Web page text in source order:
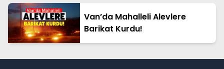
Van’da Mahalleli Alevlere
Barikat Kurdu!